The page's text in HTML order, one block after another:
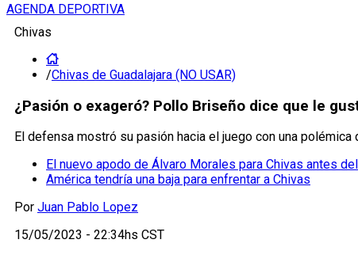
AGENDA DEPORTIVA
Chivas
/Chivas de Guadalajara (NO USAR)
¿Pasión o exageró? Pollo Briseño dice que le
El defensa mostró su pasión hacia el juego con una polémica
El nuevo apodo de Álvaro Morales para Chivas antes
América tendría una baja para enfrentar a Chivas
Por Juan Pablo Lopez
15/05/2023 - 22:34hs CST